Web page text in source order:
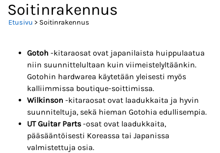
Soitinrakennus
Etusivu > Soitinrakennus
Gotoh -kitaraosat ovat japanilaista huippulaatua
niin suunnittelultaan kuin viimeistelyltäänkin.
Gotohin hardwarea käytetään yleisesti myös
kalliimmissa boutique-soittimissa.
Wilkinson -kitaraosat ovat laadukkaita ja hyvin
suunniteltuja, sekä hieman Gotohia edullisempia.
UT Guitar Parts -osat ovat laadukkaita,
pääsääntöisesti Koreassa tai Japanissa
valmistettuja osia.